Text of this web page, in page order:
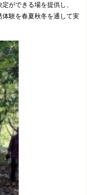
ができる場を提供し、
験を春夏秋冬を通して実